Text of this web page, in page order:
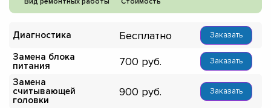
Диагностика Бесплатно Заказать
Замена блока
питания
700 Заказать
Замена
считывающей
головки
900 Заказать